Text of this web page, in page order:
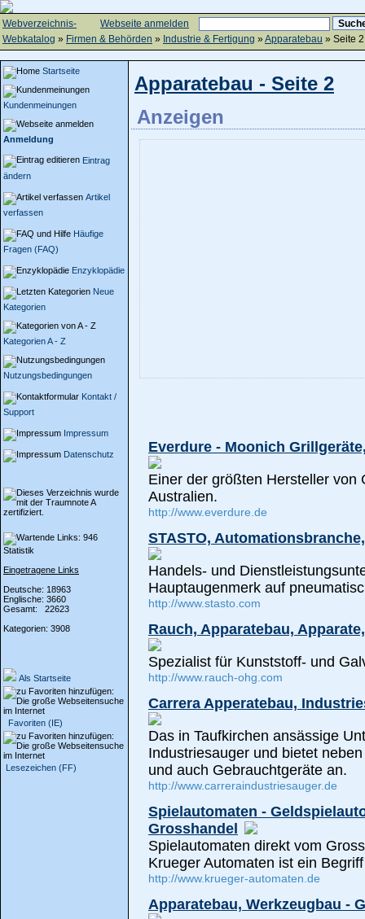
Webseite anmelden
Webverzeichnis-
Webkatalog » Firmen & Behörden » Industrie & Fertigung »Apparatebau » Seite 2
Startseite
Kundenmeinungen
Anmeldung
Eintrag
ändern
Artikel
verfassen
Häufige
Fragen (FAQ)
Enzyklopädie
Neue
Kategorien
Kategorien A - Z
Nutzungsbedingungen
Kontakt /
Support
Impressum
Datenschutz
Statistik
Eingetragene Links
Deutsche: 18963
Englische: 3660
Gesamt: 22623
Kategorien: 3908
Als Startseite
Favoriten (IE)
Lesezeichen (FF)
Apparatebau - Seite 2
Anzeigen
Everdure - Moonich
Einer der größten Hersteller von
Australien.
http://www.everdure.de
STASTO,
Handels- und
Hauptaugenmerk auf
http://www.stasto.com
Rauch, Apparatebau,
Spezialist für Kunststoff- und
http://www.rauch-ohg.com
Carrera Apperatebau,
Das in Taufkirchen ansässige
Industriesauger und bietet
und auch Gebrauchtgeräte an.
http://www.carreraindustriesauger.de
Spielautomaten -
Grosshandel
Spielautomaten direkt vom
Krueger Automaten ist ein
http://www.krueger-automaten.de
Apparatebau, Werkzeugbau -